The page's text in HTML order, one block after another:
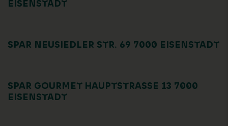
EISENSTADT
SPAR NEUSIEDLER STR. 69 7000 EISENSTADT
SPAR GOURMET HAUPTSTRASSE 13 7000 E
ISENSTADT